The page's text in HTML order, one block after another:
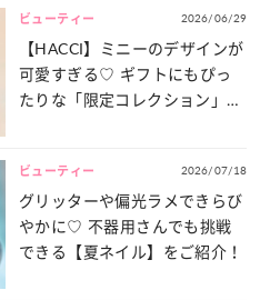
ビューティー 2026/06/29
【HACCI】ミニーのデザインが
可愛すぎる♡ ギフトにもぴっ
たりな「限定コレクション」が
ビューティー 2026/07/18
グリッターや偏光ラメできらび
やかに♡ 不器用さんでも挑戦
できる【夏ネイル】をご紹介！